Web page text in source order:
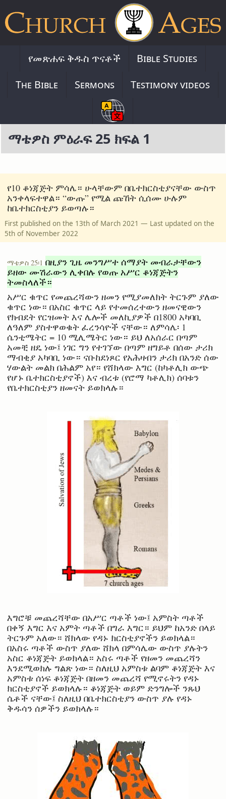
የመጽሐፍ ቅዱስ ጥናቶች
Bible Studies
The Bible
Sermons Testimony videos
ማቴዎስ ምዕራፍ 25 ክፍል 1
የ10 ቆነጃጅት ምሳሌ። ሁላቸውም በቤተክርስቲያናቸው ውስጥ
አንቀላፍተዋል። “ውጡ” የሚል ጩኸት ሲሰሙ ሁሉም
ከቤተክርስቲያን ይወጣሉ።
First published on the 13th of March 2021 — Last updated on the
5th of November 2022
ማቴዎስ 25፡1 በዚያን ጊዜ መንግሥተ ሰማያት መብራታቸውን
ይዘው ሙሽራውን ሊቀበሉ የወጡ አሥር ቆነጃጅትን
ትመስላለች።
አሥር ቁጥር የመጨረሻውን ዘመን የሚያመለክት ትርጉም ያለው
ቁጥር ነው። በአስር ቁጥር ላይ የተመሰረተውን ዘመናዊውን
የክብደት የርዝመት እና ሌሎች መለኪያዎች በ1800 አካባቢ
ለዓለም ያስተዋወቁት ፈረንሳዮች ናቸው። ለምሳሌ፡ 1
ሴንቲሜትር = 10 ሚሊሜትር ነው። ይህ ለአሰራር በጣም
አመቺ ዘዴ ነው፤ ነገር ግን የተገኘው በጣም ዘግይቶ በሰው ታሪክ
ማብቂያ አካባቢ ነው። ናቡከደነጾር የአሕዛብን ታሪክ በአንድ ሰው
ሃውልት መልክ በሕልም አየ። የሸክላው እግር (ከካቶሊክ ውጭ
የሆኑ ቤተክርስቲያኖች) እና ብረቱ (የሮማ ካቶሊክ) ሰባቱን
የቤተክርስቲያን ዘመናት ይወክላሉ።
እግሮቹ መጨረሻቸው በአሥር ጣቶች ነው፤ አምስት ጣቶች
በቀኝ እግር እና አምት ጣቶች በግራ እግር። ይህም ከአንድ በላይ
ትርጉም አለው። ሸክላው የዳኑ ክርስቲያኖችን ይወክላል።
በአስሩ ጣቶች ውስጥ ያለው ሸክላ በምሳሌው ውስጥ ያሉትን
አስር ቆነጃጅት ይወክላል። አስሩ ጣቶች የዘመን መጨረሻን
እንደሚወክሉ ግልጽ ነው። ስለዚህ አምስቱ ልባም ቆነጃጅት እና
አምስቱ ሰነፍ ቆነጃጅት በዘመን መጨረሻ የሚኖሩትን የዳኑ
ክርስቲያኖች ይወክላሉ። ቆነጃጅት ወይም ድንግሎች ንጹህ
ሴቶች ናቸው፤ ስለዚህ በቤተክርስቲያን ውስጥ ያሉ የዳኑ
ቅዱሳን ሰዎችን ይወክላሉ።